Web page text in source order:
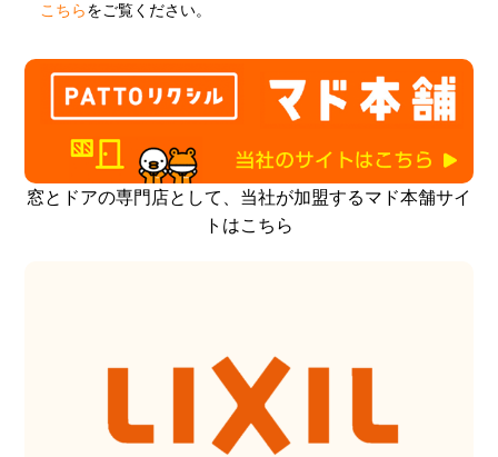
こちら をご覧ください。
窓とドアの専門店として、当社が加盟するマド本舗サイ
トはこちら